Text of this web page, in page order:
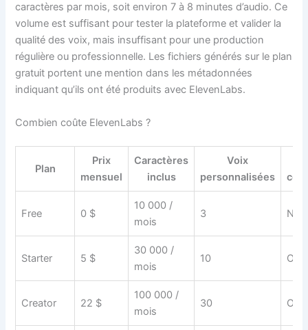
caractères par mois, soit environ 7 à 8 minutes d’audio. Ce
volume est suffisant pour tester la plateforme et valider la
qualité des voix, mais insuffisant pour une production
régulière ou professionnelle. Les fichiers générés sur le plan
gratuit portent une mention dans les métadonnées
indiquant qu’ils ont été produits avec ElevenLabs.
Combien coûte ElevenLabs ?
Plan
Prix
mensuel
Caractères
inclus
Voix
personnalisées
Free 0 $
10 000 /
mois
3 Non
Starter 5 $
30 000 /
mois
10 Oui
Creator 22 $
100 000 /
mois
30 Oui